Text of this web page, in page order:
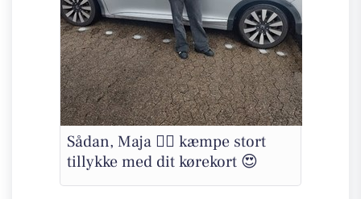
Sådan, Maja 👌🏽 kæmpe stort
tillykke med dit kørekort 😍